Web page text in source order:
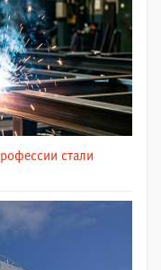
стали